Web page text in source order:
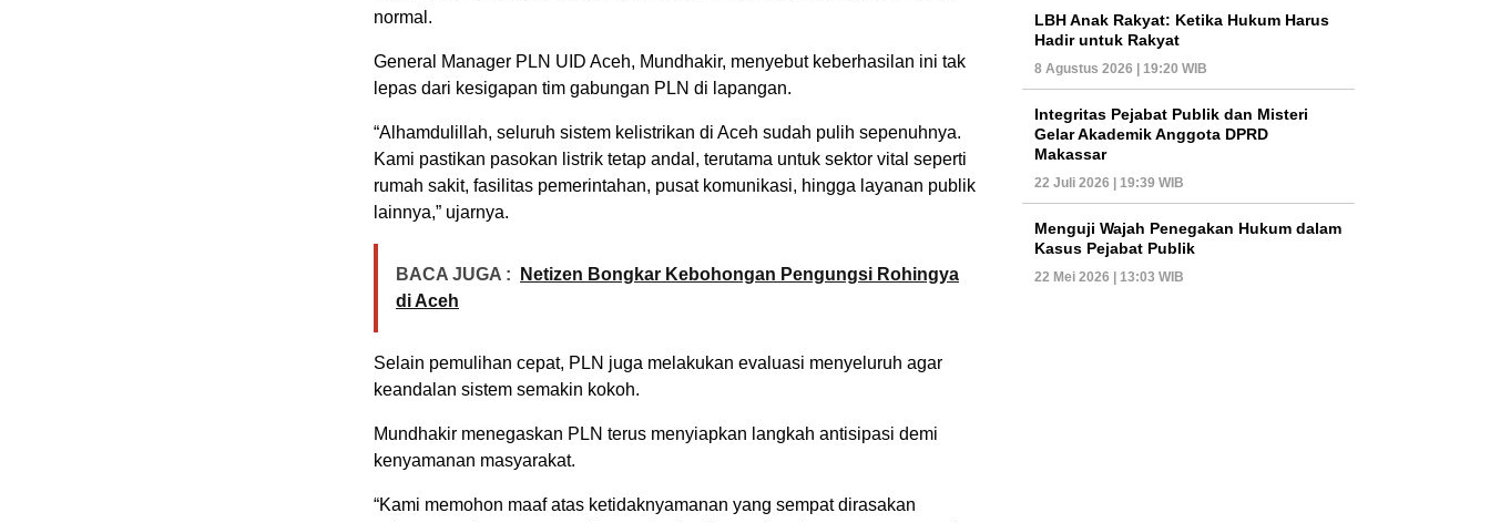
normal.
General Manager PLN UID Aceh, Mundhakir, menyebut keberhasilan ini tak
lepas dari kesigapan tim gabungan PLN di lapangan.
“Alhamdulillah, seluruh sistem kelistrikan di Aceh sudah pulih sepenuhnya.
Kami pastikan pasokan listrik tetap andal, terutama untuk sektor vital seperti
rumah sakit, fasilitas pemerintahan, pusat komunikasi, hingga layanan publik
lainnya,” ujarnya.
BACA JUGA :
Netizen Bongkar Kebohongan Pengungsi Rohingya
di Aceh
Selain pemulihan cepat, PLN juga melakukan evaluasi menyeluruh agar
keandalan sistem semakin kokoh.
Mundhakir menegaskan PLN terus menyiapkan langkah antisipasi demi
kenyamanan masyarakat.
“Kami memohon maaf atas ketidaknyamanan yang sempat dirasakan
LBH Anak Rakyat: Ketika Hukum Harus
Hadir untuk Rakyat
8 Agustus 2026 | 19:20 WIB
Integritas Pejabat Publik dan Misteri
Gelar Akademik Anggota DPRD
Makassar
22 Juli 2026 | 19:39 WIB
Menguji Wajah Penegakan Hukum dalam
Kasus Pejabat Publik
22 Mei 2026 | 13:03 WIB